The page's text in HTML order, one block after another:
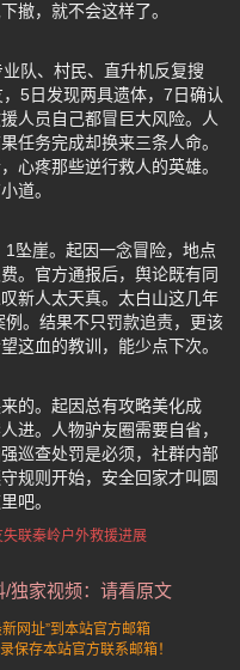
撤，就不会这样了。
队、村民、直升机反复搜
5日发现两具遗体，7日确认
人员自己都冒巨大风险。人
任务完成却换来三条人命。
心疼那些逆行救人的英雄。
道。
坠崖。起因一念冒险，地点
。官方通报后，舆论既有同
新人太天真。太白山这几年
。结果不只罚款追责，更该
这血的教训，能少点下次。
的。起因总有攻略美化成
进。人物驴友圈需要自省，
巡查处罚是必须，社群内部
规则开始，安全回家才叫圆
吧。
失联秦岭户外救援进展
独家视频：请看原文
网址”到本站官方邮箱
保存本站官方联系邮箱！